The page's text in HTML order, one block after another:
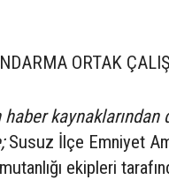
ORTAK
haber
Susuz İlçe Emniyet
ekipleri